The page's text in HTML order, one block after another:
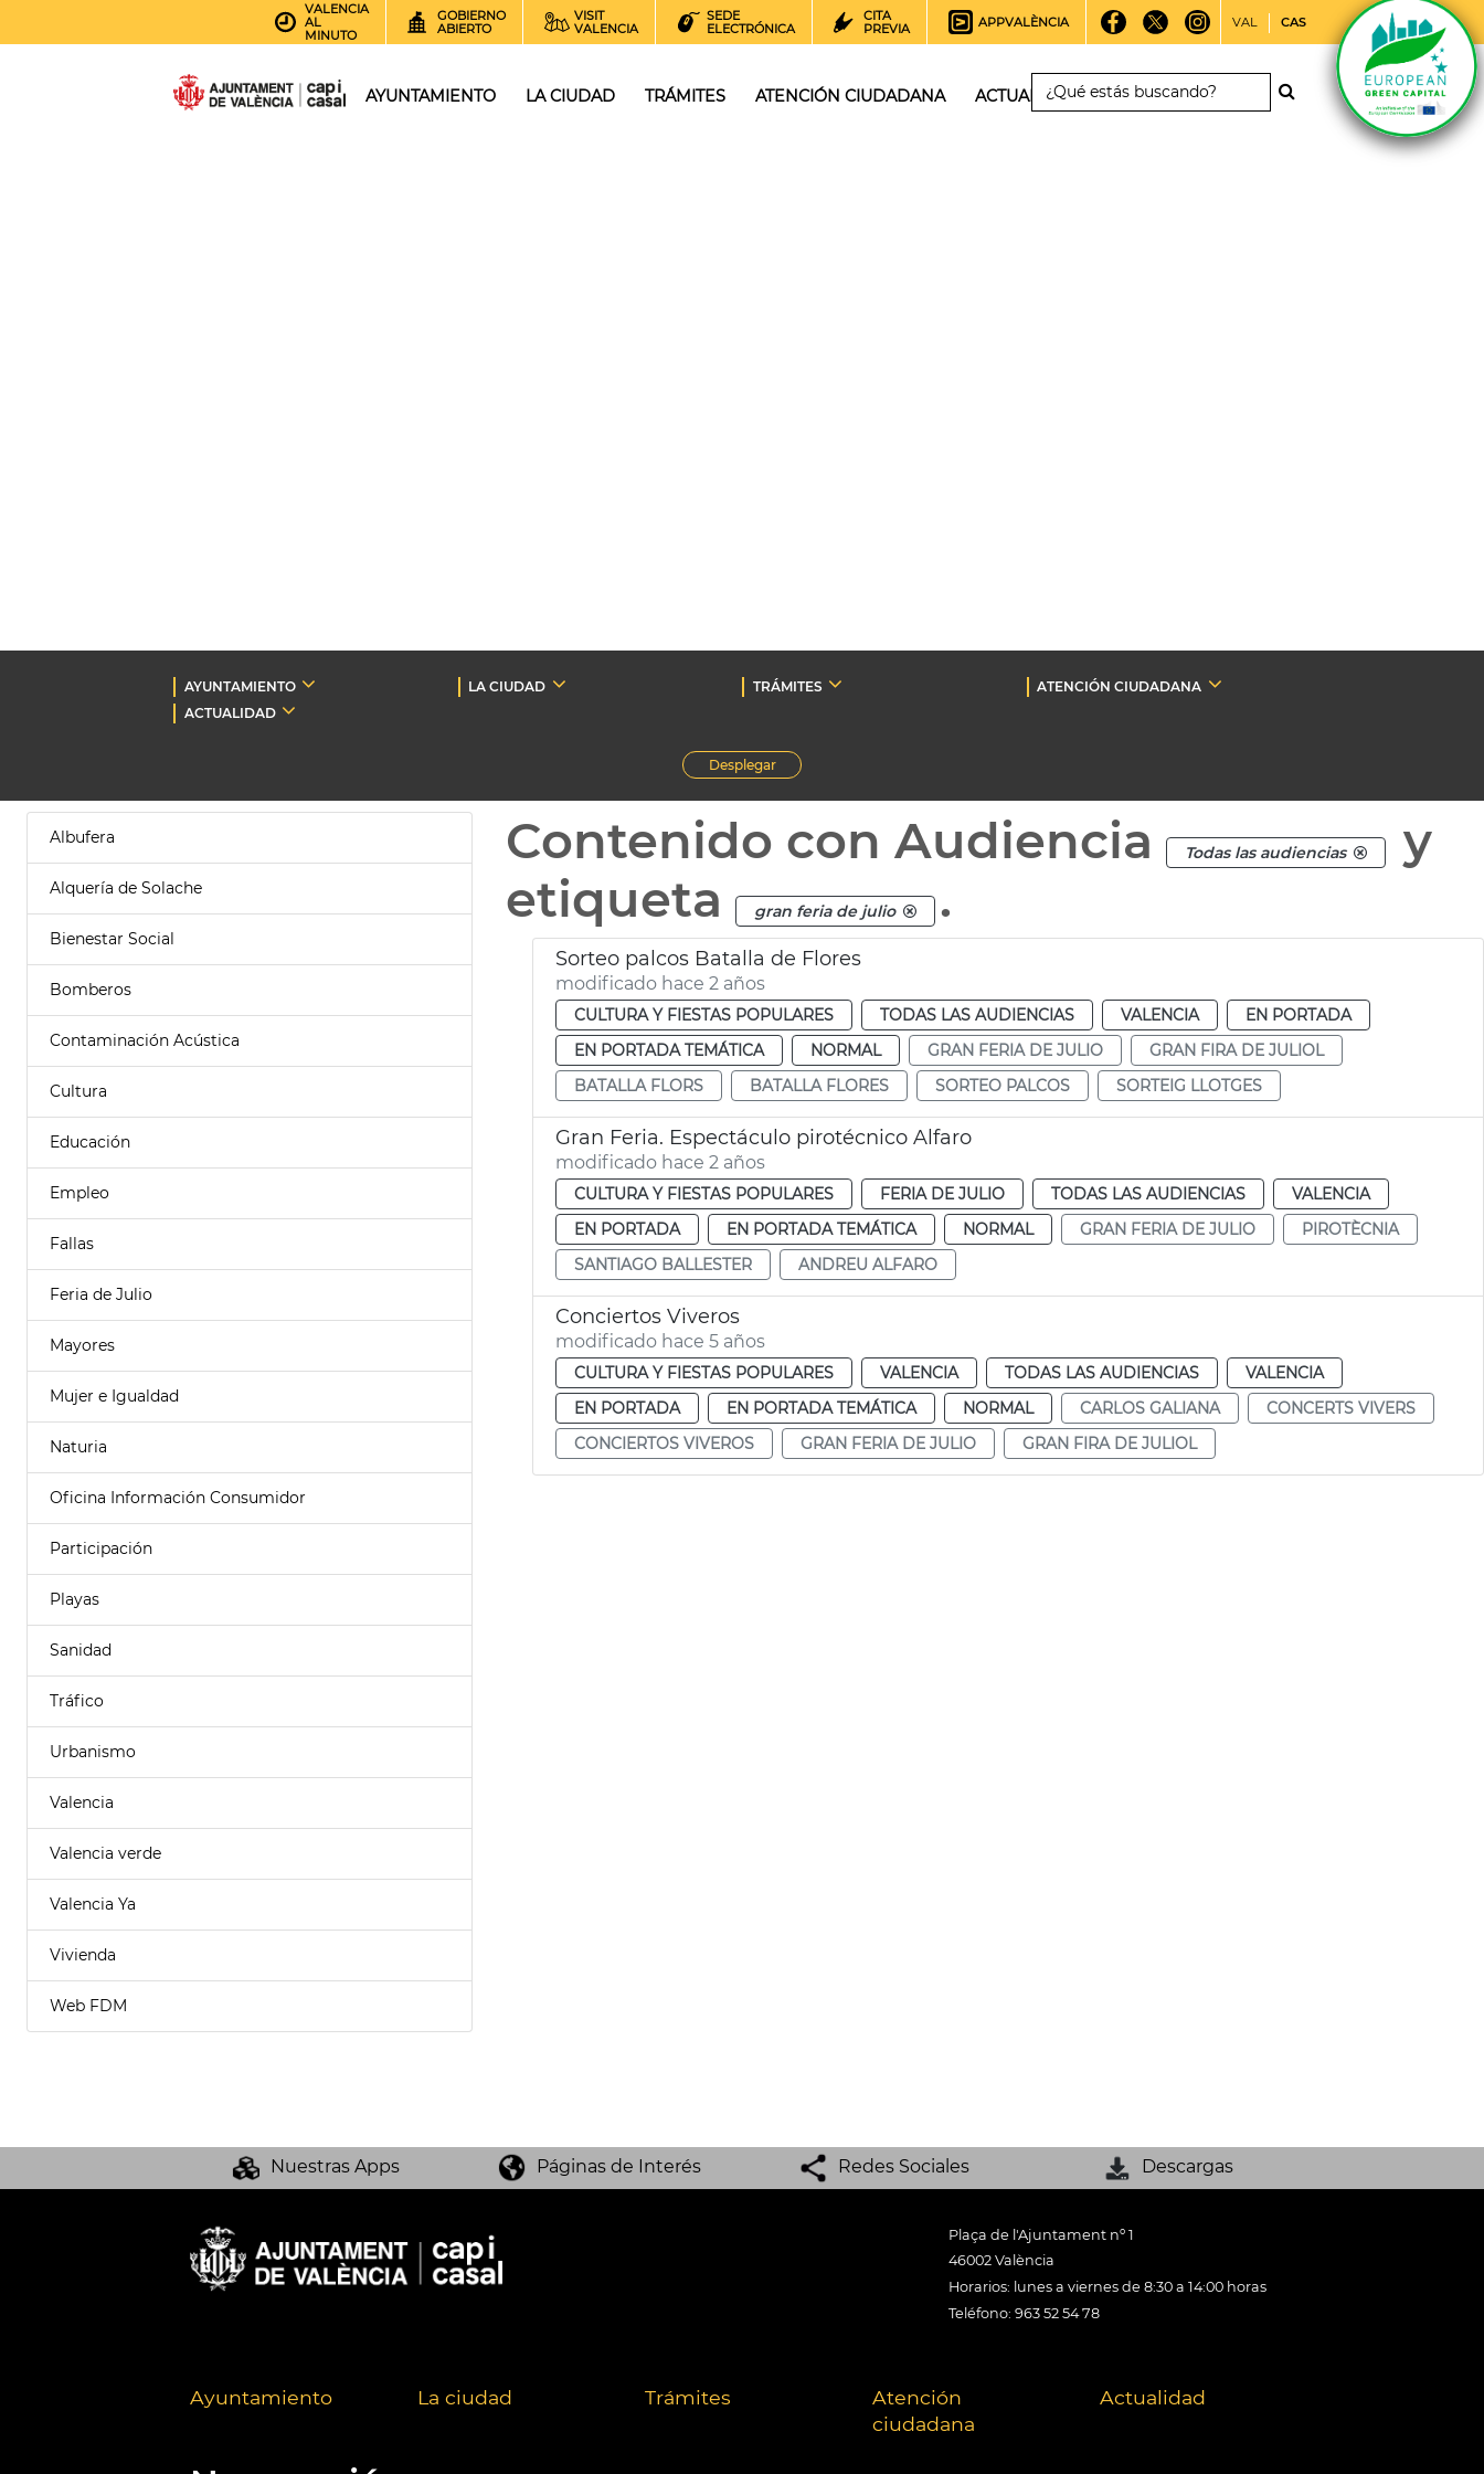
VALENCIA
AL
MINUTO
GOBIERNO
ABIERTO
VISIT
VALENCIA
SEDE
ELECTRÓNICA
CITA
PREVIA
APPVALÈNCIA VAL CAS
AYUNTAMIENTO LA CIUDAD TRÁMITES ATENCIÓN CIUDADANA ACTUALIDAD
AYUNTAMIENTO LA CIUDAD TRÁMITES
ATENCIÓN CIUDADANA
ACTUALIDAD
Desplegar
Albufera
Alquería de Solache
Bienestar Social
Bomberos
Contaminación Acústica
Cultura
Educación
Empleo
Fallas
Feria de Julio
Mayores
Mujer e Igualdad
Naturia
Oficina Información Consumidor
Participación
Playas
Sanidad
Tráfico
Urbanismo
Valencia
Valencia verde
Valencia Ya
Vivienda
Web FDM
Contenido con Audiencia Todas las audiencias
y
etiqueta
gran feria de julio .
Sorteo palcos Batalla de Flores
modificado hace 2 años
CULTURA Y FIESTAS POPULARES TODAS LAS AUDIENCIAS VALENCIA
EN PORTADA
EN PORTADA TEMÁTICA
NORMAL GRAN FERIA DE JULIO
GRAN FIRA DE JULIOL
BATALLA FLORS
BATALLA FLORES SORTEO PALCOS SORTEIG LLOTGES
Gran Feria. Espectáculo pirotécnico Alfaro
modificado hace 2 años
CULTURA Y FIESTAS POPULARES FERIA DE JULIO TODAS LAS AUDIENCIAS
VALENCIA
EN PORTADA
EN PORTADA TEMÁTICA NORMAL GRAN FERIA DE JULIO
PIROTÈCNIA
SANTIAGO BALLESTER
ANDREU ALFARO
Conciertos Viveros
modificado hace 5 años
CULTURA Y FIESTAS POPULARES VALENCIA TODAS LAS AUDIENCIAS
VALENCIA
EN PORTADA
EN PORTADA TEMÁTICA NORMAL CARLOS GALIANA
CONCERTS VIVERS
CONCIERTOS VIVEROS
GRAN FERIA DE JULIO GRAN FIRA DE JULIOL
Nuestras Apps Páginas de Interés Redes Sociales Descargas
Plaça de l'Ajuntament nº 1
46002 València
Horarios: lunes a viernes de 8:30 a 14:00 horas
Teléfono: 963 52 54 78
Ayuntamiento La ciudad Trámites
Atención
ciudadana
Actualidad